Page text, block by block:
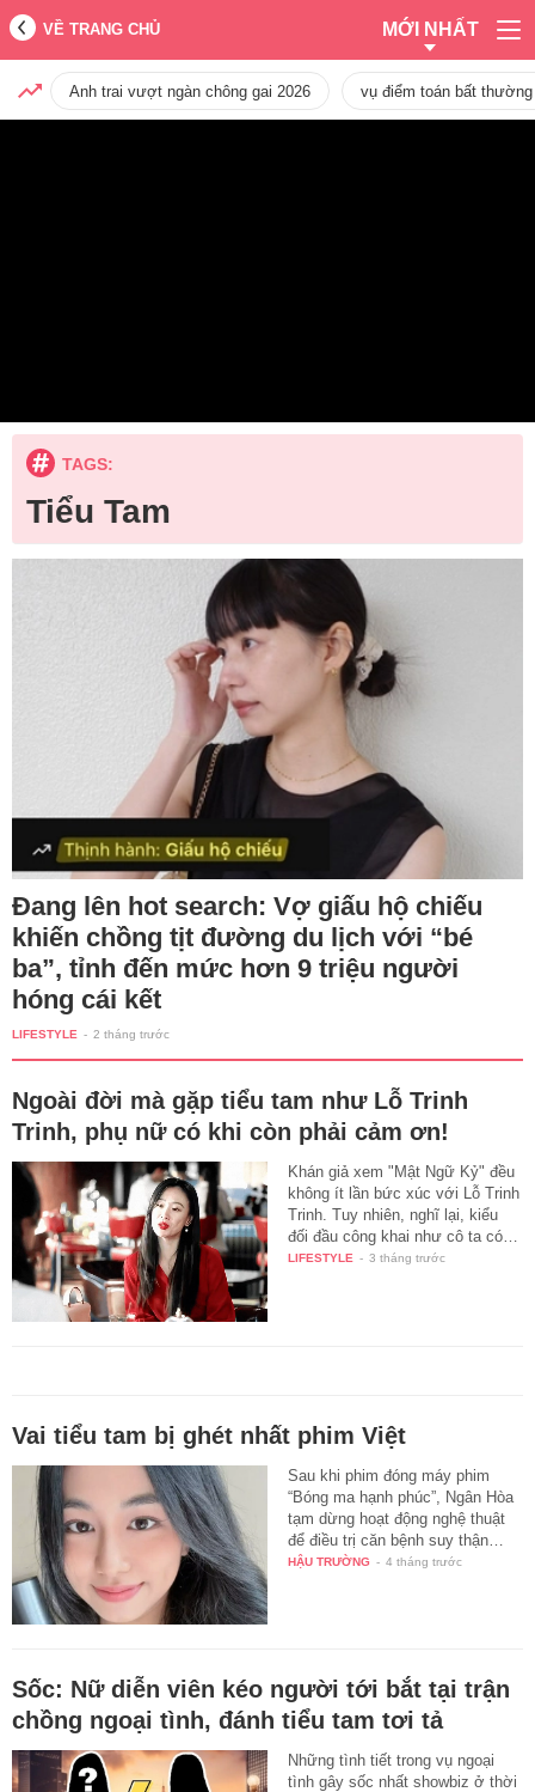
VỀ TRANG CHỦ MỚI NHẤT
Anh trai vượt ngàn chông gai 2026 vụ điểm toán bất
TAGS:
Tiểu Tam
Đang lên hot search: Vợ giấu hộ chiếu
khiến chồng tịt đường du lịch với “bé
ba”, tỉnh đến mức hơn 9 triệu người
hóng cái kết
LIFESTYLE - 2 tháng trước
Ngoài đời mà gặp tiểu tam như Lỗ Trinh
Trinh, phụ nữ có khi còn phải cảm ơn!
Khán giả xem "Mật Ngữ Kỷ" đều
không ít lần bức xúc với Lỗ Trinh
Trinh. Tuy nhiên, nghĩ lại, kiểu
đối đầu công khai như cô ta có…
LIFESTYLE - 3 tháng trước
Vai tiểu tam bị ghét nhất phim Việt
Sau khi phim đóng máy phim
“Bóng ma hạnh phúc”, Ngân Hòa
tạm dừng hoạt động nghệ thuật
để điều trị căn bệnh suy thận…
HẬU TRƯỜNG - 4 tháng trước
Sốc: Nữ diễn viên kéo người tới bắt tại trận
chồng ngoại tình, đánh tiểu tam tơi tả
Những tình tiết trong vụ ngoại
tình gây sốc nhất showbiz ở thời